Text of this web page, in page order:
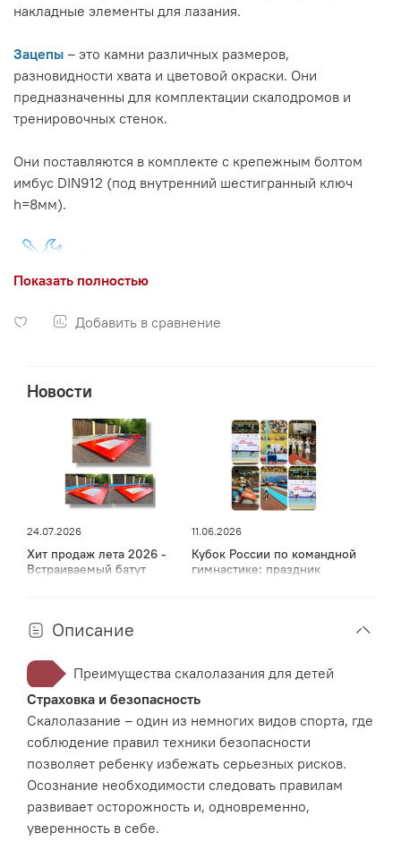
Добавить в сравнение
накладные элементы для лазания.
Зацепы – это камни различных размеров,
разновидности хвата и цветовой окраски. Они
предназначенны для комплектации скалодромов и
тренировочных стенок.
Они поставляются в комплекте с крепежным болтом
имбус DIN912 (под внутренний шестигранный ключ
h=8мм).
Крепление зацепов к поверхности скалодрома
осуществляется с использованием специального болта
М10 длиной от 20 до 80 мм с внутренним
шестигранником, соответствующим DIN 912 (в
комплекте с зацепом), и врезной гайки, выполненной
согласно DIN 1624 (поставляется отдельно).
Рекомендации для детей 3-7 лет
Для самых маленьких рекомендуется использовать
сократить расходы и время на дорогу. Изобилие
вписанию скалодрома в интерьер, например, детской
комнаты.
ТОВАР СООТВЕТСТВУЕТ МИРОВЫМ СТАНДАРТАМ ДЛЯ
ДАННОГО ВИДА ПРОДУКЦИИ.
Показать полностью
Новости
24.07.2026
Хит продаж лета 2026 -
Встраиваемый батут
11.06.2026
Кубок России по командной
гимнастике: праздник
Описание
Преимущества скалолазания для детей
Страховка и безопасность
Скалолазание – один из немногих видов спорта, где
соблюдение правил техники безопасности
позволяет ребенку избежать серьезных рисков.
Осознание необходимости следовать правилам
развивает осторожность и, одновременно,
уверенность в себе.